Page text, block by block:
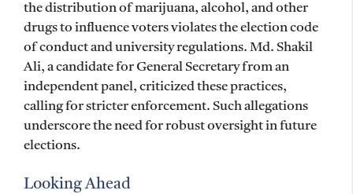
the distribution of marijuana, alcohol, and other
drugs to influence voters violates the election code
of conduct and university regulations. Md. Shakil
Ali, a candidate for General Secretary from an
independent panel, criticized these practices,
calling for stricter enforcement. Such allegations
underscore the need for robust oversight in future
elections.
Looking Ahead